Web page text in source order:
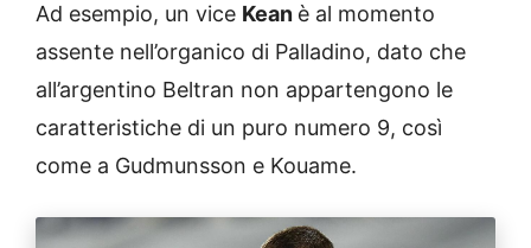
Ad esempio, un vice Kean è al momento
assente nell’organico di Palladino, dato che
all’argentino Beltran non appartengono le
caratteristiche di un puro numero 9, così
come a Gudmunsson e Kouame.